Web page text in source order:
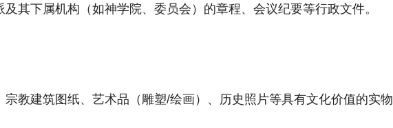
其下属机构（如神学院、委员会）的章程、会议纪要等行政文件。
宗教建筑图纸、艺术品（雕塑/绘画）、历史照片等具有文化价值的实物